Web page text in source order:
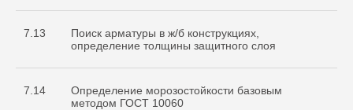
7.13
Поиск арматуры в ж/б конструкциях,
определение толщины защитного слоя
7.14
Определение морозостойкости базовым
методом ГОСТ 10060